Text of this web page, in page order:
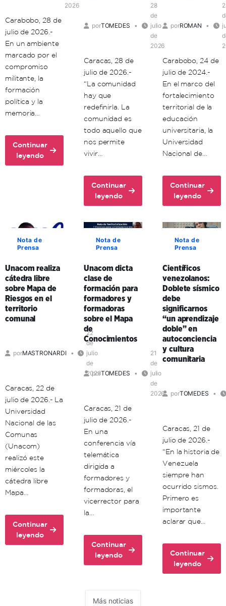
2026
Carabobo, 28 de
julio de 2026.-
En un ambiente
marcado por el
compromiso
militante, la
formación
política y la
memoria…
Continuar
leyendo
about
Unacom
Hugo
Chávez
porTOMEDES
28
de
julio
de
2026
Caracas, 28 de
julio de 2026.-
“La comunidad
hay que
redefinirla. La
comunidad es
todo aquello que
nos permite
vivir…
Continuar
leyendo
about
Ante
guerra
cognitiva,
investigador
expresó
que
existe
la
necesidad
de
una
ética
de
la
vida
porROMAN
Carabobo, 24 de
julio de 2024.-
En el marco del
fortalecimiento
territorial de la
educación
universitaria, la
Universidad
Nacional de…
Continuar
leyendo
about
Unacom
enlaces
formativos
en
fortalecen
la
educación
universitaria
en
el
territorio
comunal
Nota de
Prensa
Unacom realiza
cátedra libre
sobre Mapa de
Riesgos en el
territorio
comunal
porMASTRONARDI
22
de
julio
de
2026
Caracas, 22 de
julio de 2026.- La
Universidad
Nacional de las
Comunas
(Unacom)
realizó este
miércoles la
cátedra libre
Mapa…
Continuar
leyendo
about
Unacom
Nota de
Prensa
Unacom dicta
clase de
formación para
formadores y
formadoras
sobre el Mapa
de
Conocimientos
porTOMEDES
21
de
julio
de
2026
Caracas, 21 de
julio de 2026.-
En una
conferencia vía
telemática
dirigida a
formadores y
formadoras, el
vicerrector para
la…
Continuar
leyendo
about
Unacom
de
Nota de
Prensa
Científicos
venezolanos:
Doblete sísmico
debe
significarnos
“un aprendizaje
doble” en
autoconciencia
y cultura
comunitaria
porTOMEDES
Caracas, 21 de
julio de 2026.-
“En la historia de
Venezuela
siempre han
ocurrido sismos.
Primero es
importante
aclarar que…
Continuar
leyendo
about
Científicos
Más noticias